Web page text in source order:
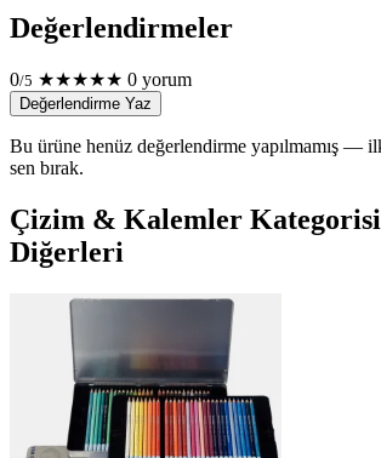
Değerlendirmeler
0/5 ★★★★★ 0 yorum
Değerlendirme Yaz
Bu ürüne henüz değerlendirme yapılmamış —
sen bırak.
Çizim & Kalemler
Diğerleri